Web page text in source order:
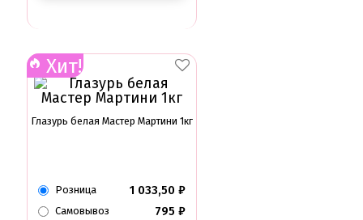
Хит!
Глазурь белая Мастер Мартини 1кг
Розница 1 033,50 ₽
Самовывоз 795 ₽